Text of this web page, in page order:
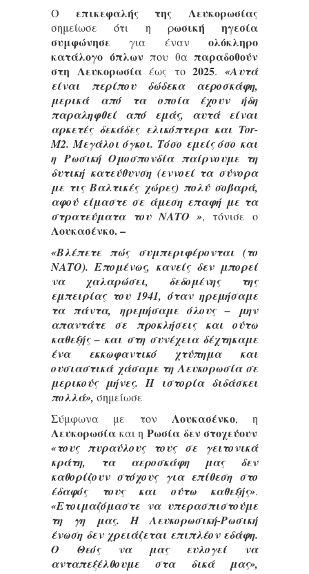
Ο επικεφαλής της Λευκορωσίας
σημείωσε ότι η ρωσική ηγεσία
συμφώνησε για έναν ολόκληρο
κατάλογο όπλων που θαπαραδοθούν
στη Λευκορωσίαέως το2025.«Αυτά
είναι περίπου δώδεκα αεροσκάφη,
μερικά από τα οποία έχουν ήδη
παραληφθεί από εμάς, αυτά είναι
αρκετές δεκάδες ελικόπτερα και Tor-
M2. Μεγάλοι όγκοι. Τόσο εμείς όσο και
η Ρωσική Ομοσπονδία παίρνουμε τη
δυτική κατεύθυνση (εννοεί τα σύνορα
με τις Βαλτικές χώρες) πολύ σοβαρά,
αφού είμαστε σε άμεση επαφή με τα
στρατεύματα του ΝΑΤΟ », τόνισε ο
Λουκασένκο. –
«Βλέπετε πώς συμπεριφέρονται (το
ΝΑΤΟ). Επομένως, κανείς δεν μπορεί
να χαλαρώσει, δεδομένης της
εμπειρίας του 1941, όταν ηρεμήσαμε
τα πάντα, ηρεμήσαμε όλους – μην
απαντάτε σε προκλήσεις και ούτω
καθεξής – και στη συνέχεια δέχτηκαμε
ένα εκκωφαντικό χτύπημα και
ουσιαστικά χάσαμε τη Λευκορωσία σε
μερικούς μήνες. Η ιστορία διδάσκει
πολλά», σημείωσε
Σύμφωνα με τον Λουκασένκο, η
Λευκορωσία και η Ρωσία δεν στοχεύουν
«τους πυραύλους τους σε γειτονικά
κράτη, τα αεροσκάφη μας δεν
καθορίζουν στόχους για επίθεση στο
έδαφός τους και ούτω καθεξής».
«Ετοιμαζόμαστε να υπερασπιστούμε
τη γη μας. Η Λευκορωσική-Ρωσική
ένωση δεν χρειάζεται επιπλέον εδάφη.
Ο Θεός να μας ευλογεί να
ανταπεξέλθουμε στα δικά μας»,